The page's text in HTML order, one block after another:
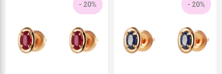
- 20% - 20%